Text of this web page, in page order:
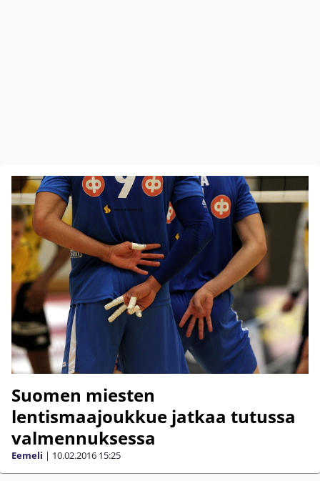
Suomen miesten
lentismaajoukkue jatkaa tutussa
valmennuksessa
Eemeli | 10.02.2016 15:25